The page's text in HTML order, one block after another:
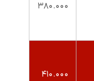
۳۸۰.۰۰۰
۴۱۰.۰۰۰